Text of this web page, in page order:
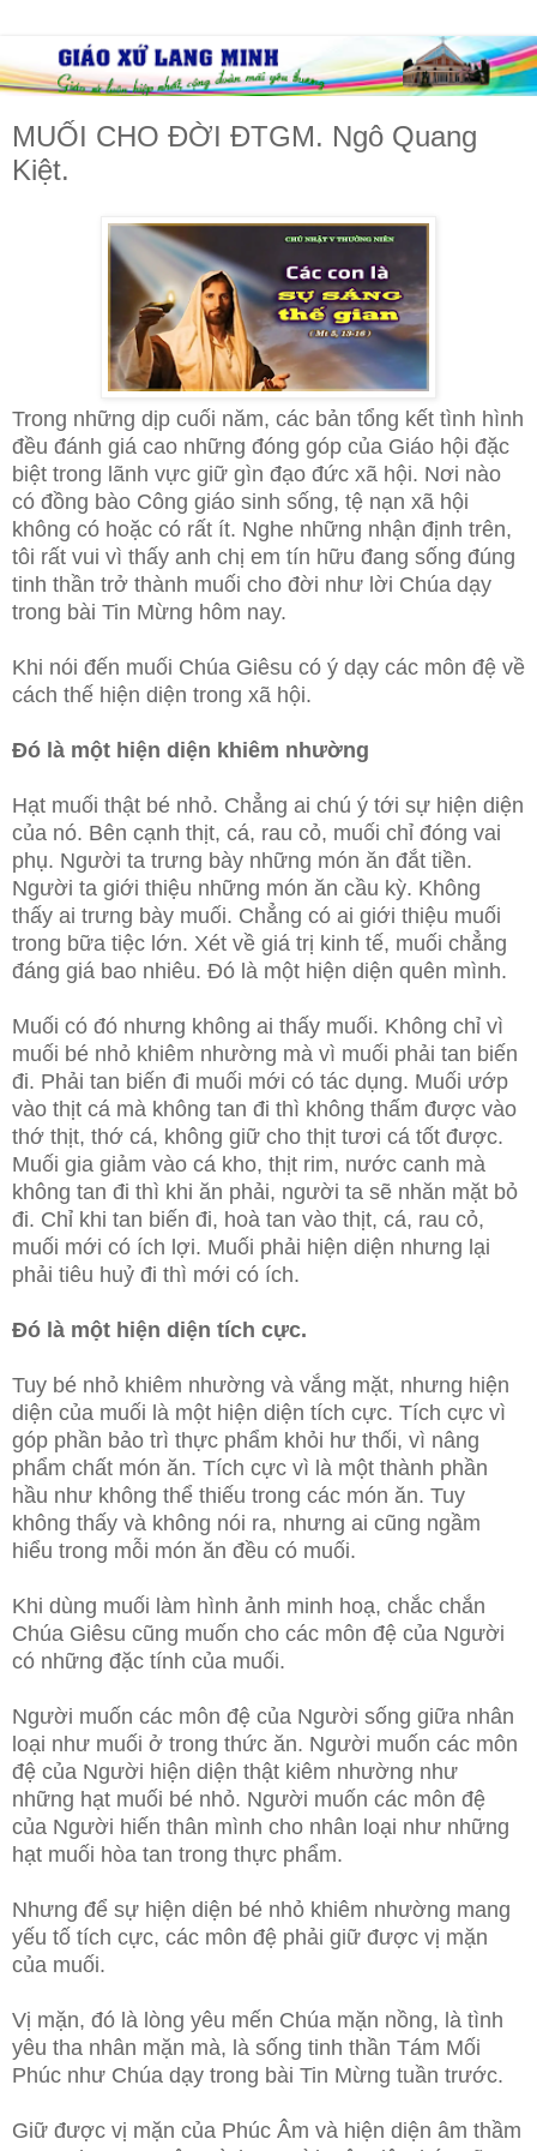
MUỐI CHO ĐỜI ĐTGM. Ngô Quang
Kiệt.
Trong những dịp cuối năm, các bản tổng kết tình hình
đều đánh giá cao những đóng góp của Giáo hội đặc
biệt trong lãnh vực giữ gìn đạo đức xã hội. Nơi nào
có đồng bào Công giáo sinh sống, tệ nạn xã hội
không có hoặc có rất ít. Nghe những nhận định trên,
tôi rất vui vì thấy anh chị em tín hữu đang sống đúng
tinh thần trở thành muối cho đời như lời Chúa dạy
trong bài Tin Mừng hôm nay.
Khi nói đến muối Chúa Giêsu có ý dạy các môn đệ về
cách thế hiện diện trong xã hội.
Đó là một hiện diện khiêm nhường
Hạt muối thật bé nhỏ. Chẳng ai chú ý tới sự hiện diện
của nó. Bên cạnh thịt, cá, rau cỏ, muối chỉ đóng vai
phụ. Người ta trưng bày những món ăn đắt tiền.
Người ta giới thiệu những món ăn cầu kỳ. Không
thấy ai trưng bày muối. Chẳng có ai giới thiệu muối
trong bữa tiệc lớn. Xét về giá trị kinh tế, muối chẳng
đáng giá bao nhiêu. Đó là một hiện diện quên mình.
Muối có đó nhưng không ai thấy muối. Không chỉ vì
muối bé nhỏ khiêm nhường mà vì muối phải tan biến
đi. Phải tan biến đi muối mới có tác dụng. Muối ướp
vào thịt cá mà không tan đi thì không thấm được vào
thớ thịt, thớ cá, không giữ cho thịt tươi cá tốt được.
Muối gia giảm vào cá kho, thịt rim, nước canh mà
không tan đi thì khi ăn phải, người ta sẽ nhăn mặt bỏ
đi. Chỉ khi tan biến đi, hoà tan vào thịt, cá, rau cỏ,
muối mới có ích lợi. Muối phải hiện diện nhưng lại
phải tiêu huỷ đi thì mới có ích.
Đó là một hiện diện tích cực.
Tuy bé nhỏ khiêm nhường và vắng mặt, nhưng hiện
diện của muối là một hiện diện tích cực. Tích cực vì
góp phần bảo trì thực phẩm khỏi hư thối, vì nâng
phẩm chất món ăn. Tích cực vì là một thành phần
hầu như không thể thiếu trong các món ăn. Tuy
không thấy và không nói ra, nhưng ai cũng ngầm
hiểu trong mỗi món ăn đều có muối.
Khi dùng muối làm hình ảnh minh hoạ, chắc chắn
Chúa Giêsu cũng muốn cho các môn đệ của Người
có những đặc tính của muối.
Người muốn các môn đệ của Người sống giữa nhân
loại như muối ở trong thức ăn. Người muốn các môn
đệ của Người hiện diện thật kiêm nhường như
những hạt muối bé nhỏ. Người muốn các môn đệ
của Người hiến thân mình cho nhân loại như những
hạt muối hòa tan trong thực phẩm.
Nhưng để sự hiện diện bé nhỏ khiêm nhường mang
yếu tố tích cực, các môn đệ phải giữ được vị mặn
của muối.
Vị mặn, đó là lòng yêu mến Chúa mặn nồng, là tình
yêu tha nhân mặn mà, là sống tinh thần Tám Mối
Phúc như Chúa dạy trong bài Tin Mừng tuần trước.
Giữ được vị mặn của Phúc Âm và hiện diện âm thầm